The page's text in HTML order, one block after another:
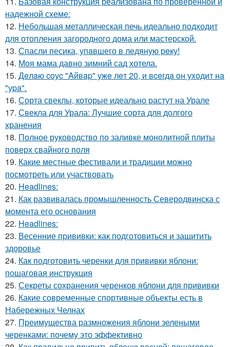
надежной схеме:
12. Небольшая металлическая печь идеально подходит
для отопления загородного дома или мастерской.
13. Спасли песика, упaвшего в ледяную рeку!
14. Моя мама давно зимний сад хотела.
15. Дeлaю coуc "Aйвap" ужe лeт 20, и вceгдa oн уxoдит нa
"уpa".
16. Сорта свеклы, которые идеально растут на Урале
17. Свекла для Урала: Лучшие сорта для долгого
хранения
18. Полное руководство по заливке монолитной плиты
поверх свайного поля
19. Какие местные фестивали и традиции можно
посмотреть или участвовать
20. Headlines:
21. Как развивалась промышленность Северодвинска с
момента его основания
22. Headlines:
23. Весенние прививки: как подготовиться и защитить
здоровье
24. Как подготовить черенки для прививки яблони:
пошаговая инструкция
25. Секреты сохранения черенков яблони для прививки
26. Какие современные спортивные объекты есть в
Набережных Челнах
27. Преимущества размножения яблони зелеными
черенками: почему это эффективно